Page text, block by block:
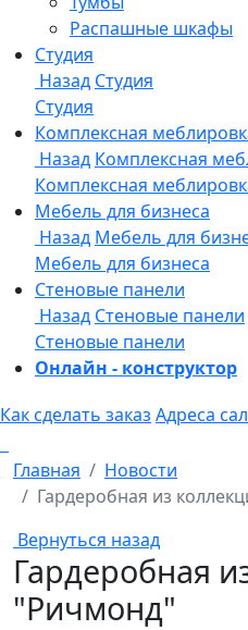
Онлайн - конструктор
Как сделать заказ Адреса
Главная
Новости
Гардеробная из
Вернуться назад
Гардеробная
"Ричмонд"